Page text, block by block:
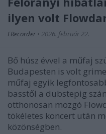
ilyen volt
FRecorder • 2026. február 22.
Bő húsz évvel a műfaj
Budapesten is volt
műfaj egyik
basstől a dubstepig
otthonosan mozgó
tökéletes koncert után
közönségben.